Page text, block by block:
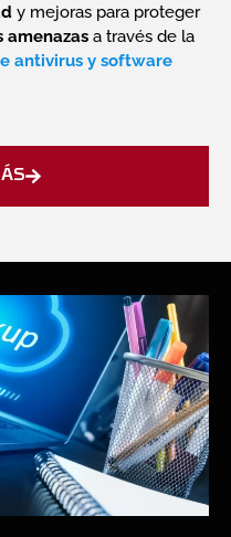
y mejoras para proteger
amenazas a través de la
antivirus y software